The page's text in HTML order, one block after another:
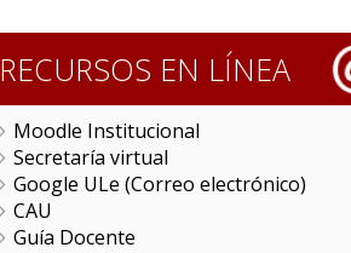
RECURSOS EN LÍNEA
Moodle Institucional
Secretaría virtual
Google ULe (Correo electrónico)
CAU
Guía Docente